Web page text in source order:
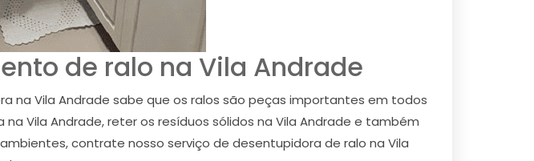
de ralo na Vila Andrade
na Vila Andrade sabe que os ralos são peças importantes em todos
Vila Andrade, reter os resíduos sólidos na Vila Andrade e também
contrate nosso serviço de desentupidora de ralo na Vila